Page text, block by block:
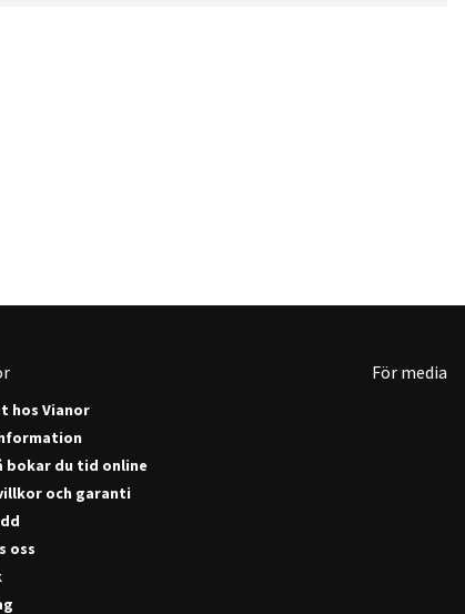
hos Vianor
bokar du tid online
och garanti
oss
För media